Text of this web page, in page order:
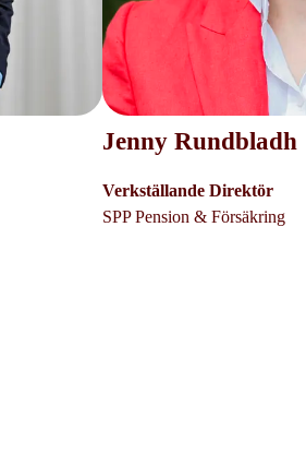
Jenny Rundbladh
Verkställande Direktör
SPP Pension & Försäkring